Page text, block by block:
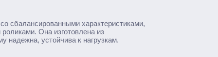
сбалансированными характеристиками,
Она изготовлена из
надежна, устойчива к нагрузкам.